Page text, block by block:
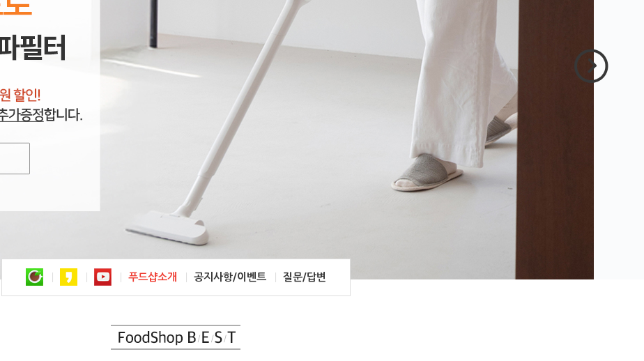
푸드샵소개 공지사항/이벤트 질문/답변